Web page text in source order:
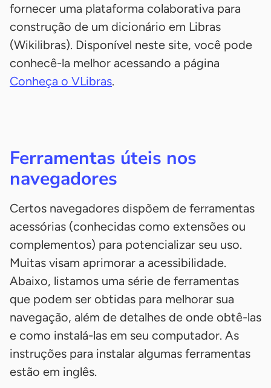
fornecer uma plataforma colaborativa para
construção de um dicionário em Libras
(Wikilibras). Disponível neste site, você pode
conhecê-la melhor acessando a página
Conheça o VLibras.
Ferramentas úteis nos
navegadores
Certos navegadores dispõem de ferramentas
acessórias (conhecidas como extensões ou
complementos) para potencializar seu uso.
Muitas visam aprimorar a acessibilidade.
Abaixo, listamos uma série de ferramentas
que podem ser obtidas para melhorar sua
navegação, além de detalhes de onde obtê-las
e como instalá-las em seu computador. As
instruções para instalar algumas ferramentas
estão em inglês.